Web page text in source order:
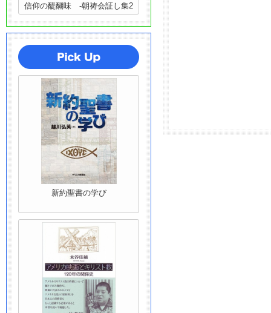
信仰の醍醐味 -朝祷会証し集2
新約聖書の学び